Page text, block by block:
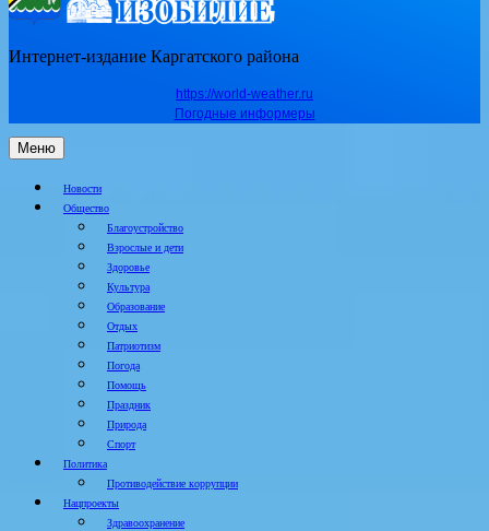
Интернет-издание Каргатского района
https://world-weather.ru
Погодные информеры
Меню
Новости
Общество
Благоустройство
Взрослые и дети
Здоровье
Культура
Образование
Отдых
Патриотизм
Погода
Помощь
Праздник
Природа
Спорт
Политика
Противодействие коррупции
Нацпроекты
Здравоохранение